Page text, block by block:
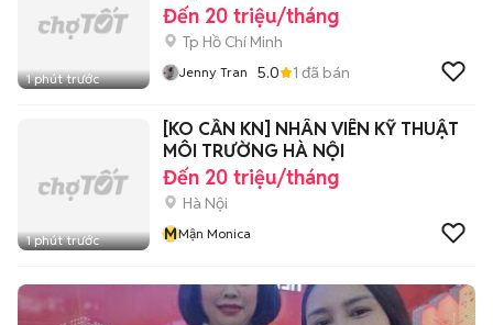
1 phút trước
Đến 20 triệu/tháng
Tp Hồ Chí Minh
Jenny Tran 5.0 1 đã bán
1 phút trước
[KO CẦN KN] NHÂN VIÊN KỸ THUẬT
MÔI TRƯỜNG HÀ NỘI
Đến 20 triệu/tháng
Hà Nội
MMận Monica